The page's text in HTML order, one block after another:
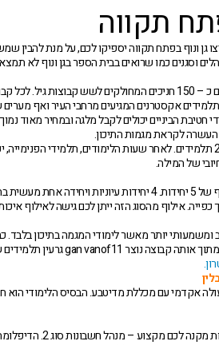
תקווה
גן ונוף בפתח תקווה יספיקו לכם, על מנת
וסגנים כמו שרואים בבית הספר בגן ונוף לא
בפנימיית גן ונוף בפתח תקווה לומדים כ – 150 חניכים
העשרה לקראת מגמות התיכון.
בחטיבה ובתיכון לומדים בכיתה עד 25 תלמידים. לאחר שעות
של המילה.
אילוף כלבים היא מגמת לימוד בהיקף של 5 יחידות. 4
כפייה. אילוף מהסוג הזה ייתן לכם גישה לאילוף
ומשמעותי יותר מאשר לימודי המגמה בתיכון
מגמת ניהול